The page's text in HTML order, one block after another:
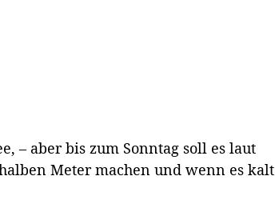
– aber bis zum Sonntag soll es laut
Meter machen und wenn es kalt